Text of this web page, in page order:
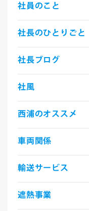
社員のこと
社長のひとりごと
社長ブログ
社風
西浦のオススメ
車両関係
輸送サービス
遮熱事業